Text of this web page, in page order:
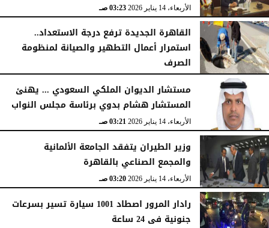
الأربعاء، 14 يناير 2026 03:23 صـ
القاهرة الجديدة ترفع درجة الاستعداد..
استمرار أعمال التطهير والصيانة لمنظومة
الصرف
مستشار الديوان الملكي السعودي ... يهنئ
المستشار هشام بدوي برئاسة مجلس النواب
الأربعاء، 14 يناير 2026 03:21 صـ
وزير الطيران يتفقد الجامعة الألمانية
والمجمع الصناعي بالقاهرة
الأربعاء، 14 يناير 2026 03:20 صـ
رادار المرور اصطاد 1001 سيارة تسير بسرعات
جنونية فى 24 ساعة